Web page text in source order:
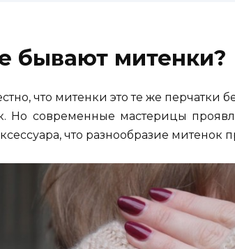
бывают митенки?
что митенки это те же перчатки
Но современные мастерицы
что разнообразие митенок